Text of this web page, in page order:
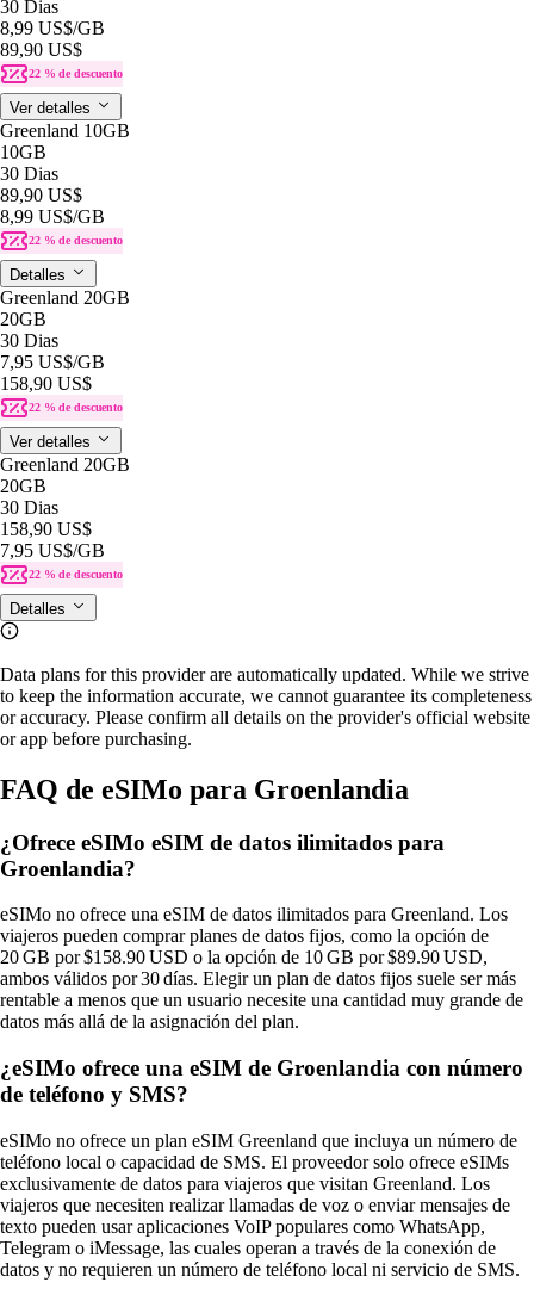
30 Dias
8,99 US$/GB
89,90 US$
22 % de descuento
Ver detalles
Greenland 10GB
10GB
30 Dias
89,90 US$
8,99 US$/GB
22 % de descuento
Detalles
Greenland 20GB
20GB
30 Dias
7,95 US$/GB
158,90 US$
22 % de descuento
Ver detalles
Greenland 20GB
20GB
30 Dias
158,90 US$
7,95 US$/GB
22 % de descuento
Detalles
Data plans for this provider are automatically updated. While we strive
to keep the information accurate, we cannot guarantee its completeness
or accuracy. Please confirm all details on the provider's official website
or app before purchasing.
FAQ de eSIMo para Groenlandia
¿Ofrece eSIMo eSIM de datos ilimitados para
Groenlandia?
eSIMo no ofrece una eSIM de datos ilimitados para Greenland. Los
viajeros pueden comprar planes de datos fijos, como la opción de
20 GB por $158.90 USD o la opción de 10 GB por $89.90 USD,
ambos válidos por 30 días. Elegir un plan de datos fijos suele ser más
rentable a menos que un usuario necesite una cantidad muy grande de
datos más allá de la asignación del plan.
¿eSIMo ofrece una eSIM de Groenlandia con número
de teléfono y SMS?
eSIMo no ofrece un plan eSIM Greenland que incluya un número de
teléfono local o capacidad de SMS. El proveedor solo ofrece eSIMs
exclusivamente de datos para viajeros que visitan Greenland. Los
viajeros que necesiten realizar llamadas de voz o enviar mensajes de
texto pueden usar aplicaciones VoIP populares como WhatsApp,
Telegram o iMessage, las cuales operan a través de la conexión de
datos y no requieren un número de teléfono local ni servicio de SMS.